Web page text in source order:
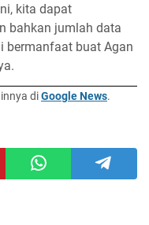
kita dapat
bahkan jumlah data
bermanfaat buat Agan
diGoogle News.